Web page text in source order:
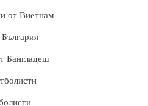
от Виетнам
Бангладеш